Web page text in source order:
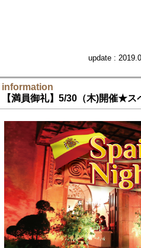
update :
information
【満員御礼】5/30（木)開催★ス